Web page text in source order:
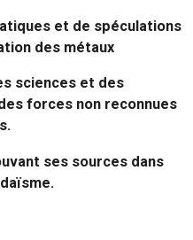
et de spéculations
des métaux
sciences et des
forces non reconnues
ses sources dans